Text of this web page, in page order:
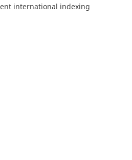
international indexing